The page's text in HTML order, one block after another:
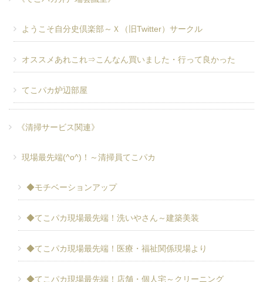
ようこそ自分史倶楽部～Ｘ（旧Twitter）サークル
オススメあれこれ⇒こんなん買いました・行って良かった
てこパカ炉辺部屋
《清掃サービス関連》
現場最先端(^o^)！～清掃員てこパカ
◆モチベーションアップ
◆てこパカ現場最先端！洗いやさん～建築美装
◆てこパカ現場最先端！医療・福祉関係現場より
◆てこパカ現場最先端！店舗・個人宅～クリーニング